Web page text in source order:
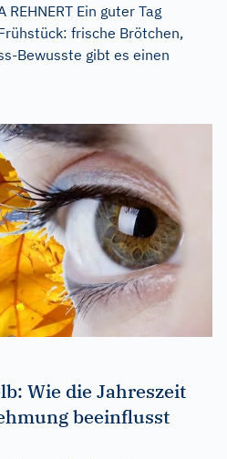
Ein guter Tag
frische Brötchen,
Bewusste gibt es einen
Wie die Jahreszeit
beeinflusst